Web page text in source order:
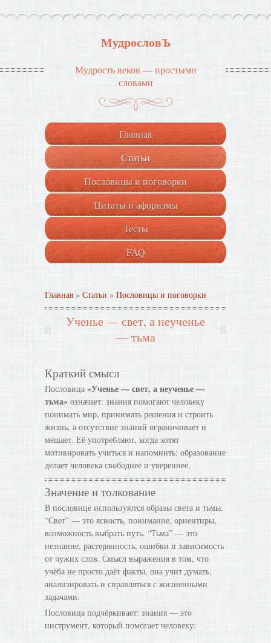
МудрословЪ
Мудрость веков — простыми
словами
Главная
Статьи
Пословицы и поговорки
Цитаты и афоризмы
Тесты
FAQ
Главная » Статьи » Пословицы и поговорки
Ученье — свет, а неученье
— тьма
Краткий смысл
Пословица «Ученье — свет, а неученье —
тьма» означает: знания помогают человеку
понимать мир, принимать решения и строить
жизнь, а отсутствие знаний ограничивает и
мешает. Её употребляют, когда хотят
мотивировать учиться и напомнить: образование
делает человека свободнее и увереннее.
Значение и толкование
В пословице используются образы света и тьмы.
“Свет” — это ясность, понимание, ориентиры,
возможность выбрать путь. “Тьма” — это
незнание, растерянность, ошибки и зависимость
от чужих слов. Смысл выражения в том, что
учёба не просто даёт факты, она учит думать,
анализировать и справляться с жизненными
задачами.
Пословица подчёркивает: знания — это
инструмент, который помогает человеку: